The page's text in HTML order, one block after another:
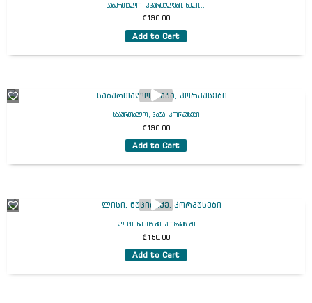
საბურთალო, კვარტალები, ხედი...
₾190.00
Add to Cart
საბურთალო, ვაჟა, კორპუსები
₾190.00
Add to Cart
ლისი, ნუციბიძე, კორპუსები
₾150.00
Add to Cart